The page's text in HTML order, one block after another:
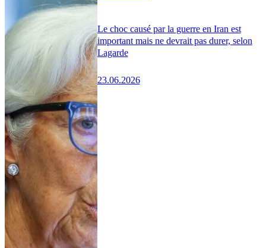
Le choc causé par la guerre en Iran est
important mais ne devrait pas durer, selon
Lagarde
23.06.2026